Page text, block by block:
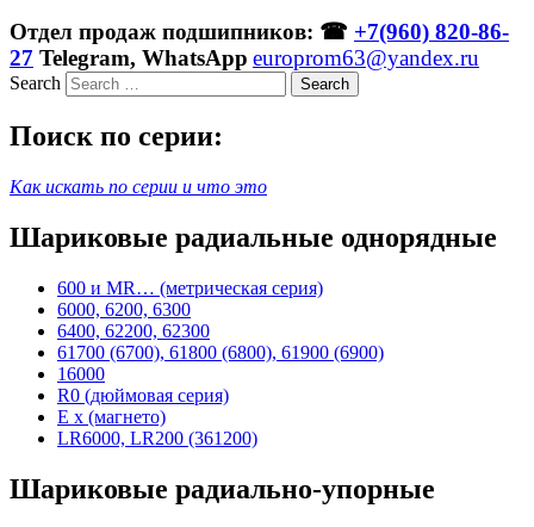
Отдел продаж подшипников: ☎ +7(960) 820-86-
27 Telegram, WhatsApp europrom63@yandex.ru
Search
Поиск по серии:
Как искать по серии и что это
Шариковые радиальные однорядные
600 и MR… (метрическая серия)
6000, 6200, 6300
6400, 62200, 62300
61700 (6700), 61800 (6800), 61900 (6900)
16000
R0 (дюймовая серия)
E x (магнето)
LR6000, LR200 (361200)
Шариковые радиально-упорные